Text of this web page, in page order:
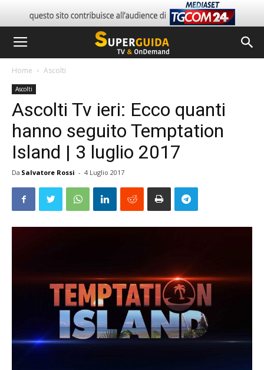
Home Ascolti
Ascolti
Ascolti Tv ieri: Ecco quanti
hanno seguito Temptation
Island | 3 luglio 2017
Da Salvatore Rossi - 4 Luglio 2017